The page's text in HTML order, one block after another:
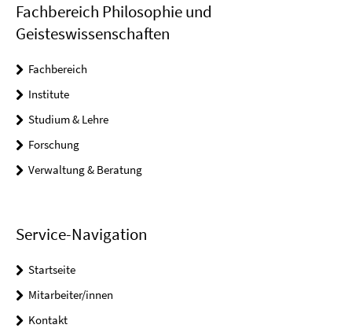
Fachbereich Philosophie und
Geisteswissenschaften
Fachbereich
Institute
Studium & Lehre
Forschung
Verwaltung & Beratung
Service-Navigation
Startseite
Mitarbeiter/innen
Kontakt